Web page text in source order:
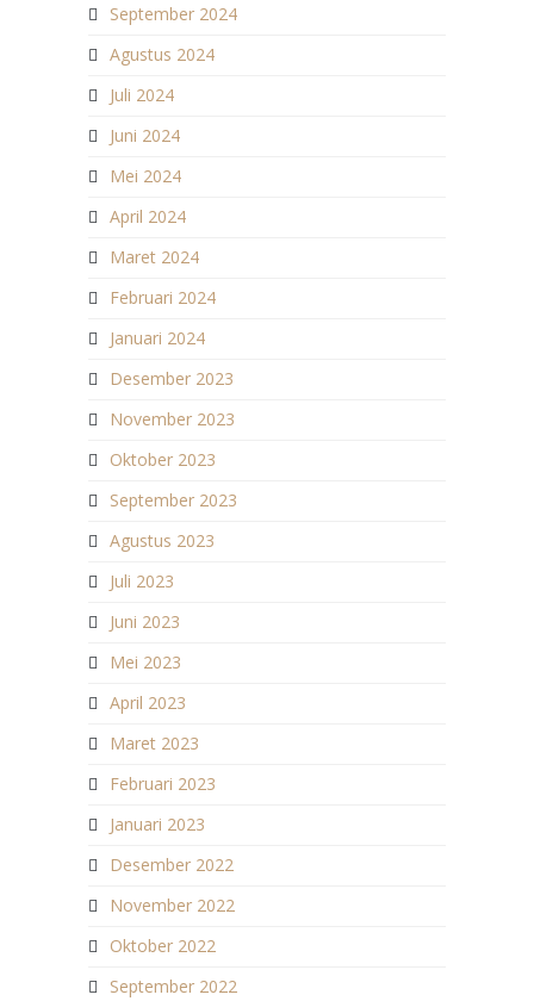
September 2024
Agustus 2024
Juli 2024
Juni 2024
Mei 2024
April 2024
Maret 2024
Februari 2024
Januari 2024
Desember 2023
November 2023
Oktober 2023
September 2023
Agustus 2023
Juli 2023
Juni 2023
Mei 2023
April 2023
Maret 2023
Februari 2023
Januari 2023
Desember 2022
November 2022
Oktober 2022
September 2022